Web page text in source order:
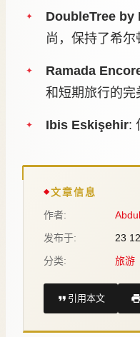
DoubleTree
尚，保持了希尔
Ramada
和短期旅行的完
Ibis Eskişehir:
文章信息
作者:
发布于:
23
分类:
旅游
引用本文